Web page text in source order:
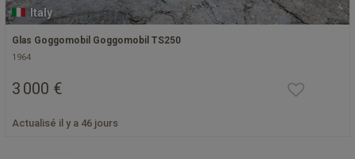
Italy
Glas Goggomobil Goggomobil TS250
1964
3 000 €
Actualisé il y a 46 jours